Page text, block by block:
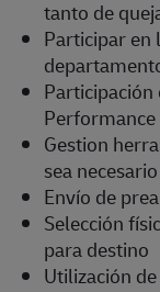
tanto de
Participar en
Performance
Gestion
sea
Envío de
Selección
para destino
Utilización